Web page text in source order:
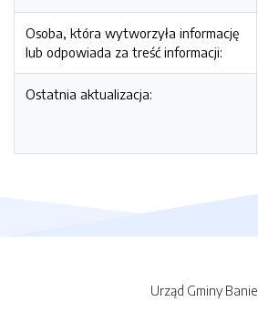
Osoba, która wytworzyła informację
lub odpowiada za treść informacji:
Ostatnia aktualizacja:
Urząd Gminy Banie